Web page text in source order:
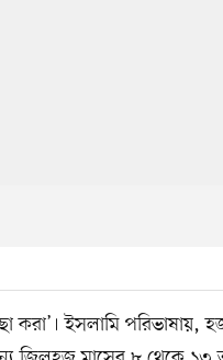
করা’। ইসলামি পরিভাষায়,